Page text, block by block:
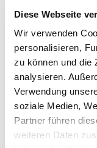
Diese Webseite
Wir verwenden
personalisieren,
zu können und die
analysieren.
Verwendung
soziale Medien,
Partner führen
weiteren Daten
Ideell
Bruno Blume /
Der gestiefelte
Kindermann